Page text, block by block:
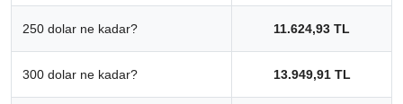
250 dolar ne kadar? 11.624,93 TL
300 dolar ne kadar? 13.949,91 TL